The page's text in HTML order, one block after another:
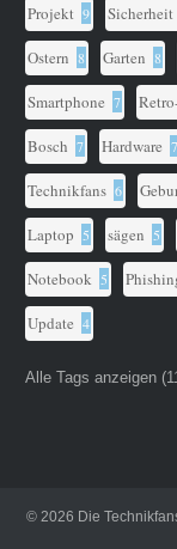
Projekt 9 Sicherheit
Ostern 8 Garten 8
Smartphone 7
Bosch 7 Hardware 7
Technikfans 6
Laptop 5 sägen 5
Notebook 5
Update 4
Alle Tags anzeigen
© 2026 Die